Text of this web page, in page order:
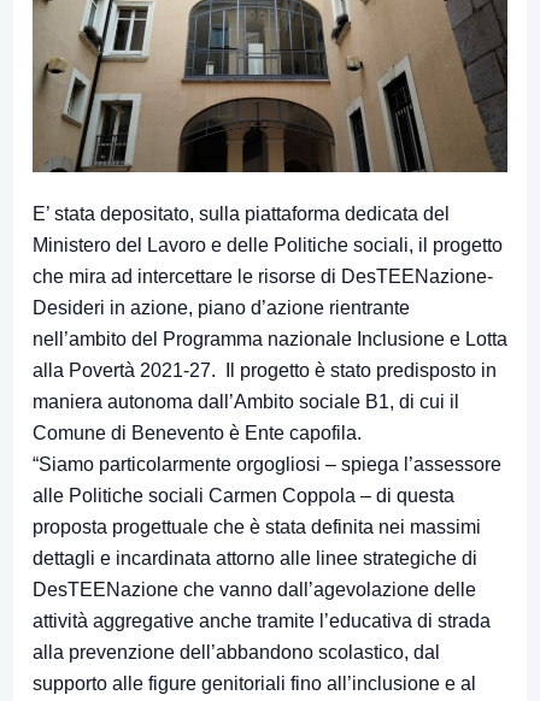
E’ stata depositato, sulla piattaforma dedicata del
Ministero del Lavoro e delle Politiche sociali, il progetto
che mira ad intercettare le risorse di DesTEENazione-
Desideri in azione, piano d’azione rientrante
nell’ambito del Programma nazionale Inclusione e Lotta
alla Povertà 2021-27. Il progetto è stato predisposto in
maniera autonoma dall’Ambito sociale B1, di cui il
Comune di Benevento è Ente capofila.
“Siamo particolarmente orgogliosi – spiega l’assessore
alle Politiche sociali Carmen Coppola – di questa
proposta progettuale che è stata definita nei massimi
dettagli e incardinata attorno alle linee strategiche di
DesTEENazione che vanno dall’agevolazione delle
attività aggregative anche tramite l’educativa di strada
alla prevenzione dell’abbandono scolastico, dal
supporto alle figure genitoriali fino all’inclusione e al